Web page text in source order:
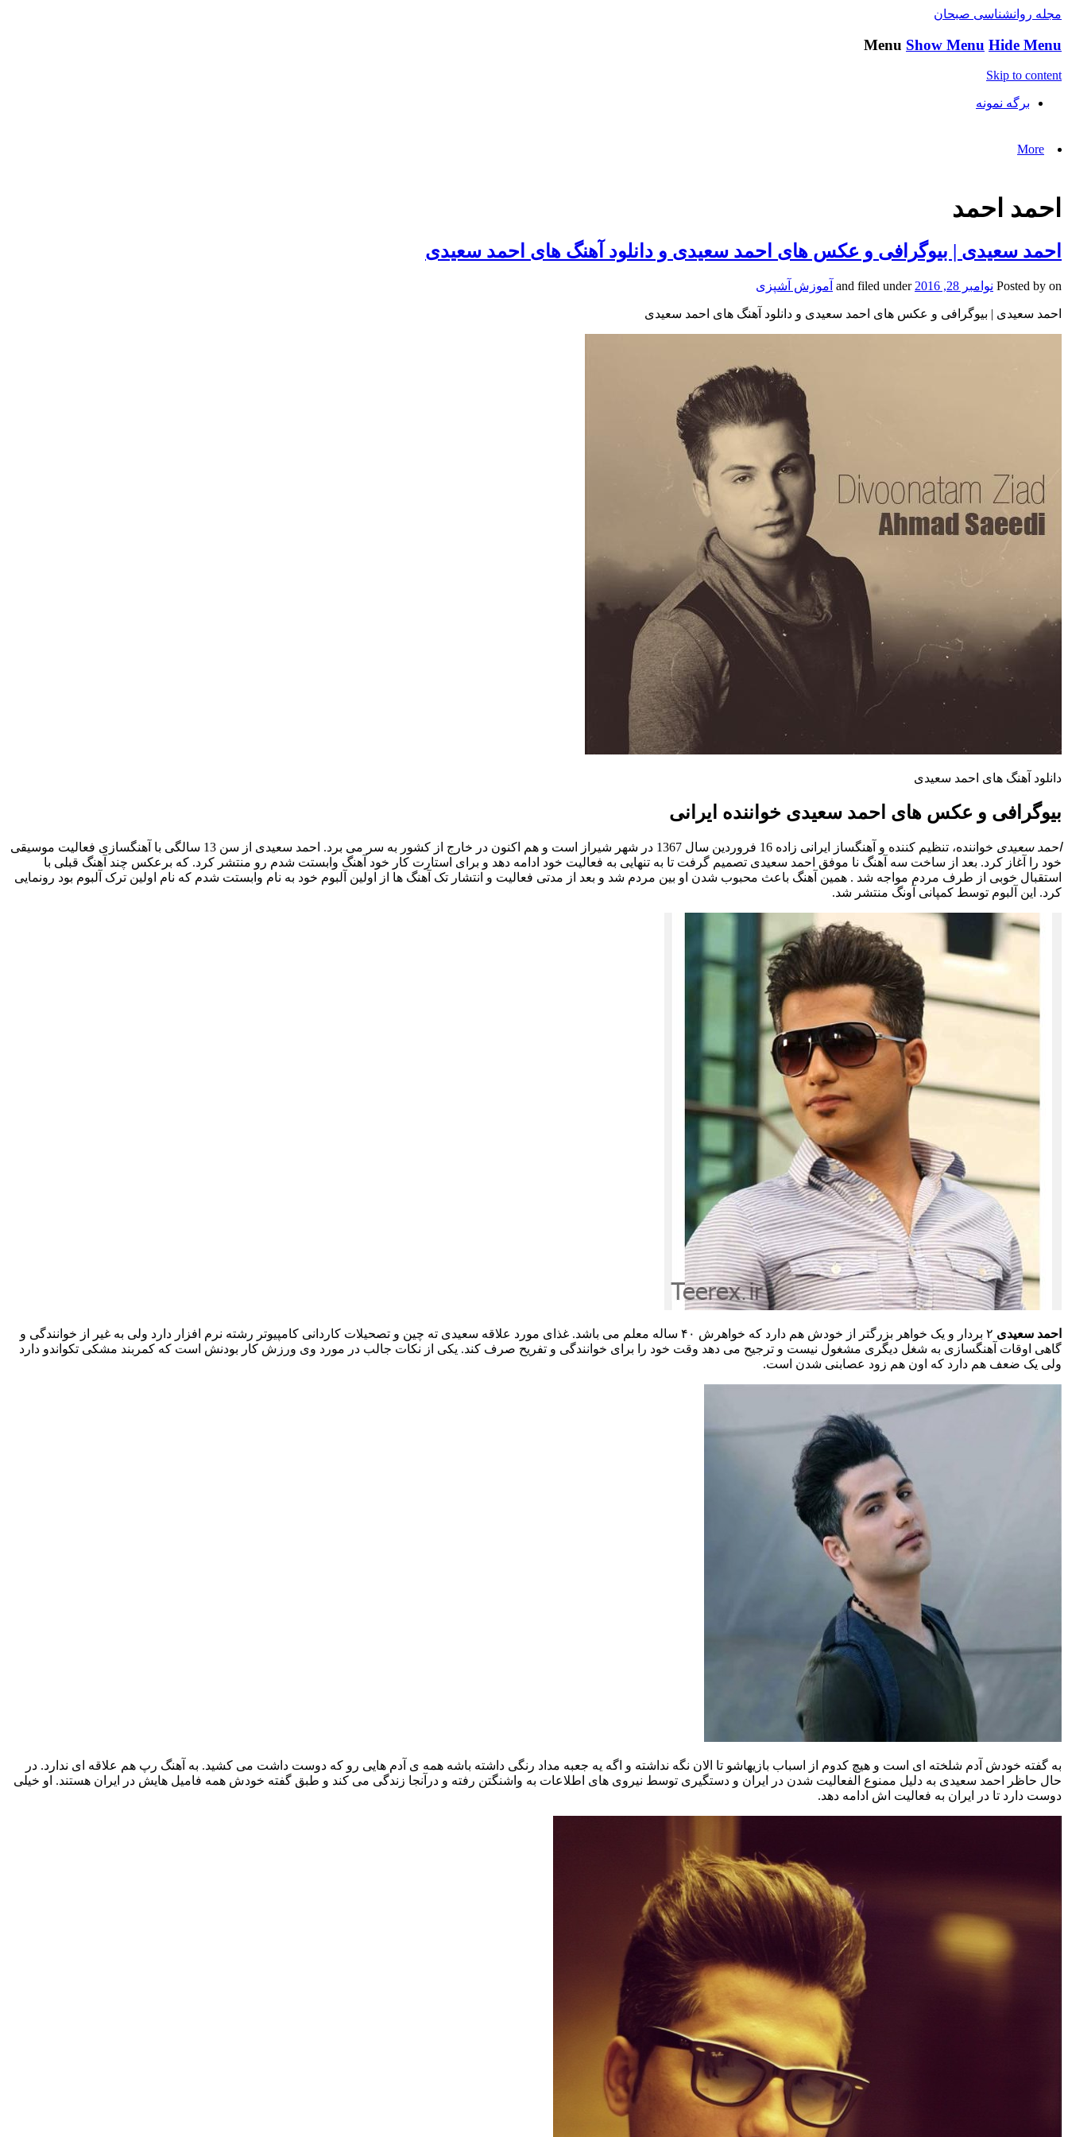
مجله روانشناسی صبحان
Menu Show Menu Hide Menu
Skip to content
برگه نمونه
More
احمد احمد
احمد سعیدی | بیوگرافی و عکس های احمد سعیدی و دانلود آهنگ های احمد سعیدی
Posted by on نوامبر 28, 2016 and filed under آموزش آشپزی
احمد سعیدی | بیوگرافی و عکس های احمد سعیدی و دانلود آهنگ های احمد سعیدی
دانلود آهنگ های احمد سعیدی
بیوگرافی و عکس های احمد سعیدی خواننده ایرانی
احمد سعیدی
خواننده، تنظیم کننده و آهنگساز ایرانی زاده 16 فروردین سال 1367 در شهر شیراز است و هم اکنون در خارج از کشور به سر می برد. احمد سعیدی از سن 13 سالگی با آهنگسازی فعالیت موسیقی
خود را آغاز کرد. بعد از ساخت سه آهنگ نا موفق احمد سعیدی تصمیم گرفت تا به تنهایی به فعالیت خود ادامه دهد و برای استارت کار خود آهنگ وابستت شدم رو منتشر کرد. که برعکس چند آهنگ قبلی با
استقبال خوبی از طرف مردم مواجه شد . همین آهنگ باعث محبوب شدن او بین مردم شد و بعد از مدتی فعالیت و انتشار تک آهنگ ها از اولین آلبوم خود به نام وابستت شدم که نام اولین ترک آلبوم بود رونمایی
کرد. این آلبوم توسط کمپانی آونگ منتشر شد.
احمد سعیدی
۲ بردار و یک خواهر بزرگتر از خودش هم دارد که خواهرش ۴۰ ساله معلم می باشد. غذای مورد علاقه سعیدی ته چین و تصحیلات کاردانی کامپیوتر رشته نرم افزار دارد ولی به غیر از خوانندگی و
گاهی اوقات آهنگسازی به شغل دیگری مشغول نیست و ترجیح می دهد وقت خود را برای خوانندگی و تفریح صرف کند. یکی از نکات جالب در مورد وی ورزش کار بودنش است که کمربند مشکی تکواندو دارد
ولی یک ضعف هم دارد که اون هم زود عصابنی شدن است.
به گفته خودش آدم شلخته ای است و هیچ کدوم از اسباب بازیهاشو تا الان نگه نداشته و اگه یه جعبه مداد رنگی داشته باشه همه ی آدم هایی رو که دوست داشت می کشید. به آهنگ رپ هم علاقه ای ندارد. در
حال حاظر احمد سعیدی به دلیل ممنوع الفعالیت شدن در ایران و دستگیری توسط نیروی های اطلاعات به واشنگتن رفته و درآنجا زندگی می کند و طبق گفته خودش همه فامیل هایش در ایران هستند. او خیلی
دوست دارد تا در ایران به فعالیت اش ادامه دهد.